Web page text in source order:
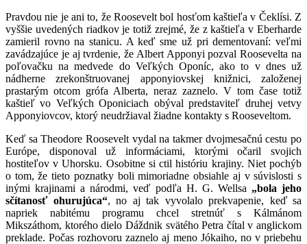
Pravdou nie je ani to, že Roosevelt bol hosťom kaštieľa v Čeklísi. Z
vyššie uvedených riadkov je totiž zrejmé, že z kaštieľa v Eberharde
zamieril rovno na stanicu. A keď sme už pri dementovaní: veľmi
zavádzajúce je aj tvrdenie, že Albert Apponyi pozval Roosevelta na
poľovačku na medvede do Veľkých Oponíc, ako to v dnes už
nádherne zrekonštruovanej apponyiovskej knižnici, založenej
prastarým otcom grófa Alberta, neraz zaznelo. V tom čase totiž
kaštieľ vo Veľkých Oponiciach obýval predstaviteľ druhej vetvy
Apponyiovcov, ktorý neudržiaval žiadne kontakty s Rooseveltom.
Keď sa Theodore Roosevelt vydal na takmer dvojmesačnú cestu po
Európe, disponoval už informáciami, ktorými očaril svojich
hostiteľov v Uhorsku. Osobitne si ctil históriu krajiny. Niet pochýb
o tom, že tieto poznatky boli mimoriadne obsiahle aj v súvislosti s
inými krajinami a národmi, veď podľa H. G. Wellsa „bola jeho
sčítanosť ohurujúca“, no aj tak vyvolalo prekvapenie, keď sa
napriek nabitému programu chcel stretnúť s Kálmánom
Mikszáthom, ktorého dielo Dáždnik svätého Petra čítal v anglickom
preklade. Počas rozhovoru zaznelo aj meno Jókaiho, no v priebehu